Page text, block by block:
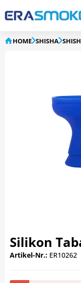
HOME SHISHA
Silikon
Artikel-Nr.: ER10262